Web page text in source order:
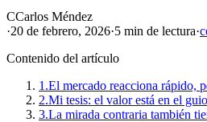
CCarlos Méndez
·20 de febrero, 2026·5 min de lectura·
Contenido del artículo
1.El mercado reacciona rápido,
2.Mi tesis: el valor está en el
3.La mirada contraria también